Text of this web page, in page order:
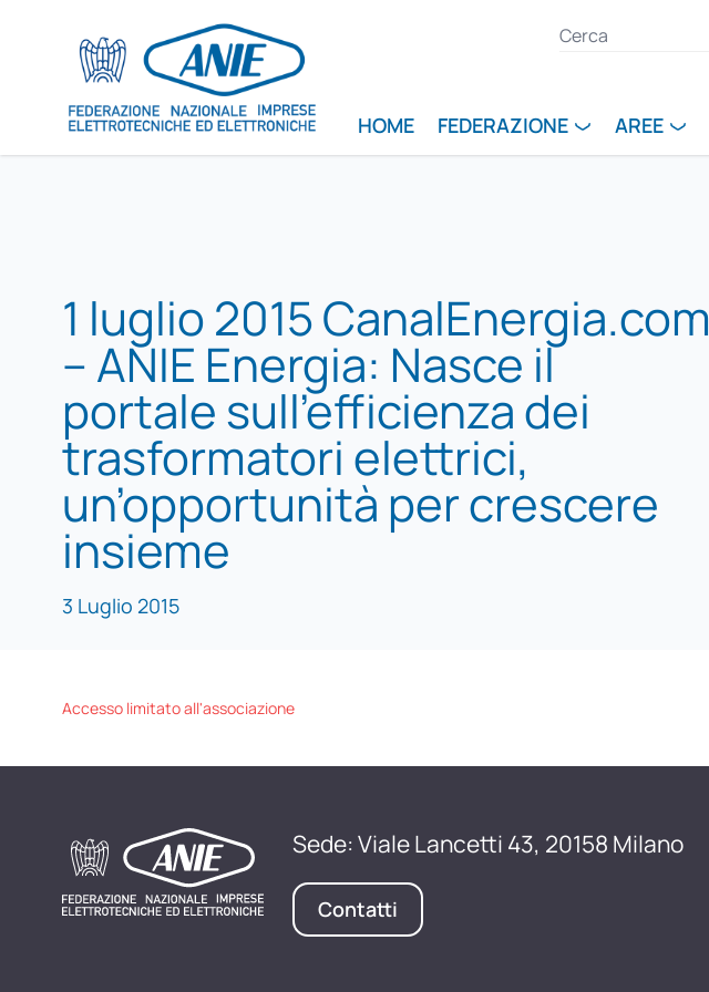
HOME FEDERAZIONE AREE
1 luglio 2015 CanalEnergia.com
– ANIE Energia: Nasce il
portale sull’efficienza dei
trasformatori elettrici,
un’opportunità per crescere
insieme
3 Luglio 2015
Accesso limitato all'associazione
Sede: Viale Lancetti 43, 20158 Milano
Contatti